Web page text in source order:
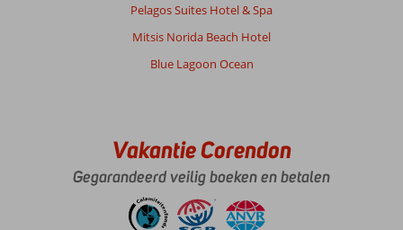
Pelagos Suites Hotel & Spa
Mitsis Norida Beach Hotel
Blue Lagoon Ocean
Vakantie Corendon
Gegarandeerd veilig boeken en betalen